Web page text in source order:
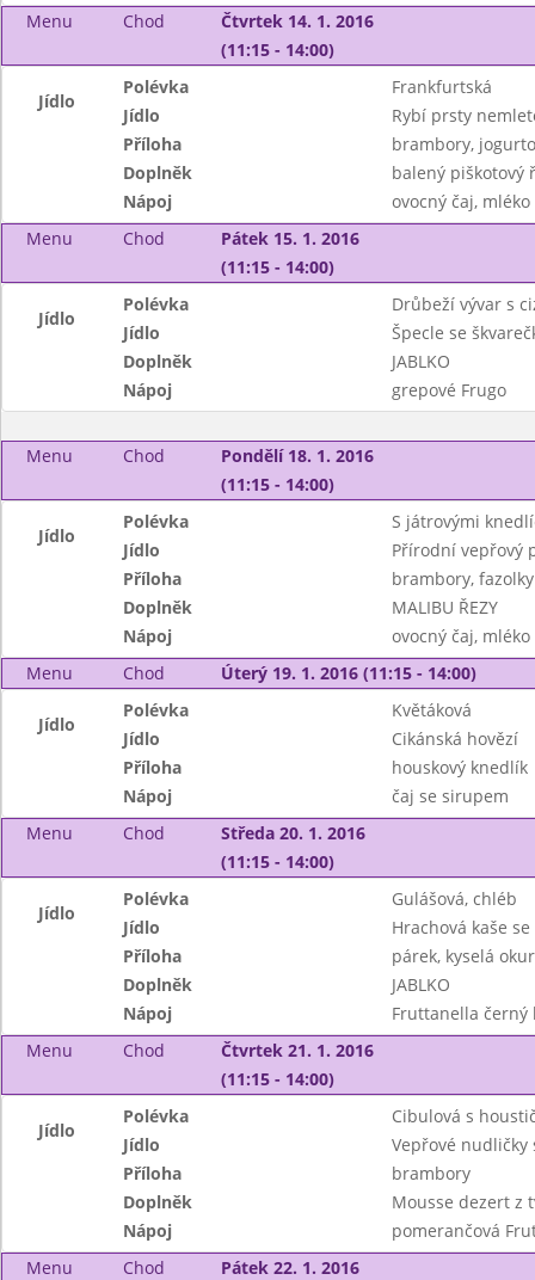
Menu
Chod
Čtvrtek 14. 1. 2016
(11:15 - 14:00)
Jídlo
Polévka
Frankfurtská
Jídlo
Rybí prsty
Příloha
brambory,
Doplněk
balený piškotový
Nápoj
ovocný čaj, mléko
Menu
Chod
Pátek 15. 1. 2016
(11:15 - 14:00)
Jídlo
Polévka
Drůbeží vývar s
Jídlo
Špecle se
Doplněk
JABLKO
Nápoj
grepové Frugo
Menu Chod
Pondělí 18. 1. 2016
(11:15 - 14:00)
Jídlo
Polévka
S játrovými
Jídlo
Přírodní vepřový
Příloha
brambory,
Doplněk
MALIBU ŘEZY
Nápoj
ovocný čaj, mléko
Menu
Chod Úterý 19. 1. 2016 (11:15 - 14:00)
Jídlo
Polévka
Květáková
Jídlo
Cikánská hovězí
Příloha
houskový knedlík
Nápoj
čaj se sirupem
Menu
Chod
Středa 20. 1. 2016
(11:15 - 14:00)
Jídlo
Polévka
Gulášová, chléb
Jídlo
Hrachová kaše
Příloha
párek, kyselá
Doplněk
JABLKO
Nápoj
Fruttanella černý
Menu
Chod
Čtvrtek 21. 1. 2016
(11:15 - 14:00)
Jídlo
Polévka
Cibulová s
Jídlo
Vepřové nudličky
Příloha
brambory
Doplněk
Mousse dezert z
Nápoj
pomerančová
Menu
Chod
Pátek 22. 1. 2016